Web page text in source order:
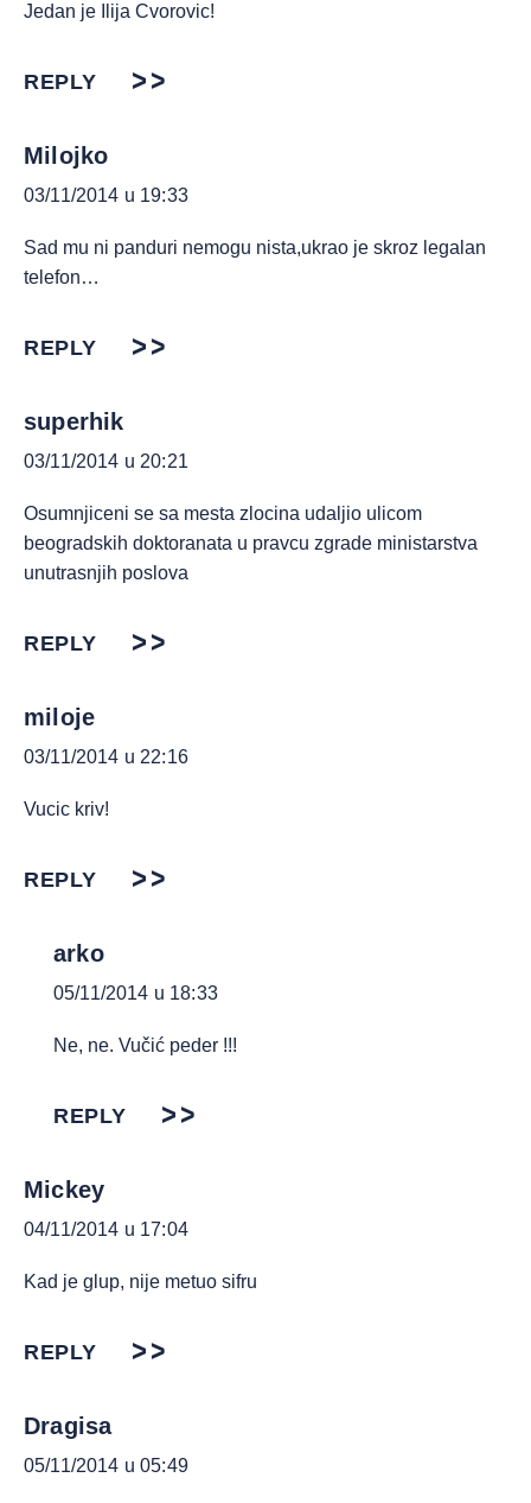
Jedan je Ilija Cvorovic!
REPLY
Milojko
03/11/2014 u 19:33
Sad mu ni panduri nemogu nista,ukrao je skroz legalan
telefon…
REPLY
superhik
03/11/2014 u 20:21
Osumnjiceni se sa mesta zlocina udaljio ulicom
beogradskih doktoranata u pravcu zgrade ministarstva
unutrasnjih poslova
REPLY
miloje
03/11/2014 u 22:16
Vucic kriv!
REPLY
arko
05/11/2014 u 18:33
Ne, ne. Vučić peder !!!
REPLY
Mickey
04/11/2014 u 17:04
Kad je glup, nije metuo sifru
REPLY
Dragisa
05/11/2014 u 05:49